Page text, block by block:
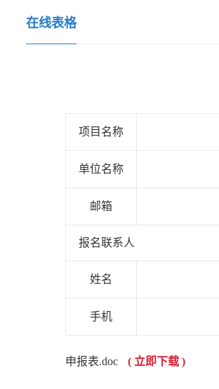
在线表格
项目名称
单位名称
邮箱
报名联系人
姓名
手机
申报表.doc ( 立即下载 )